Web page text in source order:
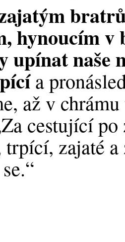
hynoucím v
upínat
a
až v
cestující
trpící, zajaté